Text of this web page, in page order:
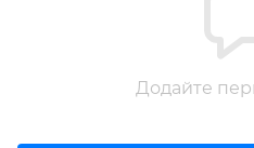
Додайте